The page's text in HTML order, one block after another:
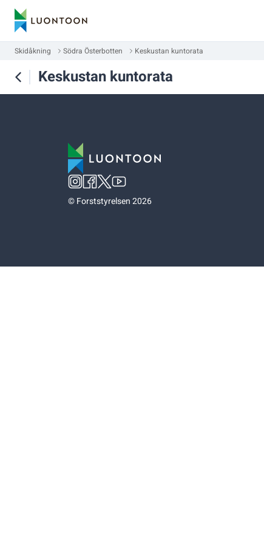
Skidåkning Södra Österbotten Keskustan kuntorata
Keskustan kuntorata
©Forststyrelsen 2026